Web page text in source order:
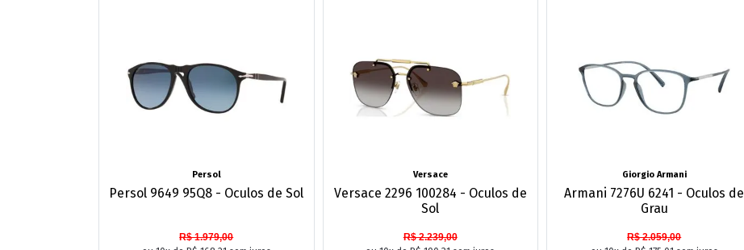
Persol
Persol 9649 95Q8 - Oculos de Sol
R$ 1.979,00
Versace
Versace 2296 100284 - Oculos de
Sol
R$ 2.239,00
Giorgio Armani
Armani 7276U 6241 - Oculos de
Grau
R$ 2.059,00